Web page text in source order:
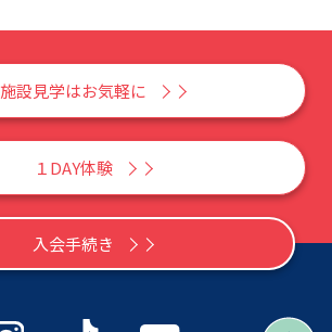
施設見学はお気軽に
１DAY体験
入会手続き